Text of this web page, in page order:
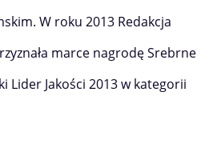
W roku 2013 Redakcja
marce nagrodę Srebrne
Lider Jakości 2013 w kategorii